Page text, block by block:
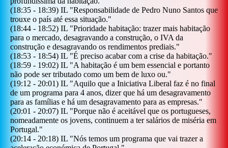
(18:35 - 18:39) IL "Responsabilidade de Pedro Nuno Santos que
trouxe o país até essa situação."
(18:44 - 18:52) IL "Prioridade habitação: trazer mais habitação
para o mercado, desagravando a construção, o IVA da
construção e desagravando os rendimentos prediais."
(18:53 - 18:54) IL "É preciso acabar com a crise da habitação."
(18:59 - 19:02) IL "A habitação é um bem essencial e portanto
não pode ser tributado como um bem de luxo ou."
(19:12 - 20:01) IL "Aquilo que a Iniciativa Liberal faz é no final
de um programa para 4 anos, dizer que há um desagravamento
para as famílias e há um desagravamento para as empresas."
(20:01 - 20:07) IL "Porque não é aceitável que os portugueses,
nomeadamente os jovens, continuem a ter salários de miséria em
Portugal."
(20:14 - 20:18) IL "Nós temos um programa que vai trazer a